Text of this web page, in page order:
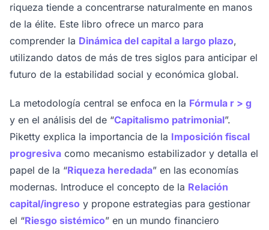
riqueza tiende a concentrarse naturalmente en manos
de la élite. Este libro ofrece un marco para
comprender la Dinámica del capital a largo plazo,
utilizando datos de más de tres siglos para anticipar el
futuro de la estabilidad social y económica global.
La metodología central se enfoca en la Fórmula r > g
y en el análisis del de “Capitalismo patrimonial”.
Piketty explica la importancia de la Imposición fiscal
progresiva como mecanismo estabilizador y detalla el
papel de la “Riqueza heredada” en las economías
modernas. Introduce el concepto de la Relación
capital/ingreso y propone estrategias para gestionar
el “Riesgo sistémico” en un mundo financiero